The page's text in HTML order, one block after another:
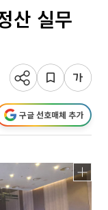
산 실무
구글 선호매체 추가